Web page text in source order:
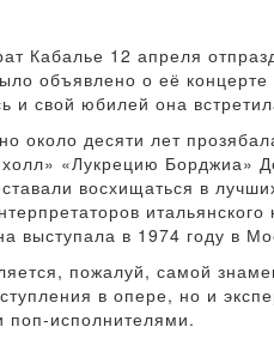
Кабалье 12 апреля
объявлено о её
и свой юбилей она
около десяти лет
«Лукрецию Борджиа»
восхищаться в
итальянского
в 1974 году в
пожалуй, самой
в опере, но и
поп-исполнителями.